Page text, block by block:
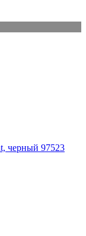
черный 97523